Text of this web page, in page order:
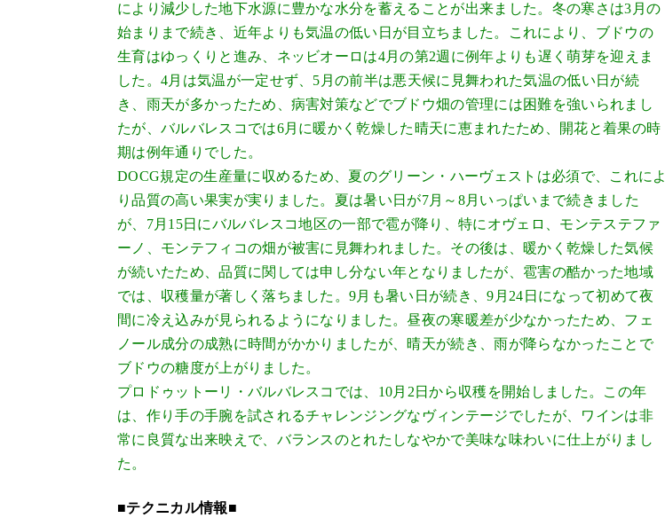
により減少した地下水源に豊かな水分を蓄えることが出来ました。冬の寒さは3月の
始まりまで続き、近年よりも気温の低い日が目立ちました。これにより、ブドウの
生育はゆっくりと進み、ネッビオーロは4月の第2週に例年よりも遅く萌芽を迎えま
した。4月は気温が一定せず、5月の前半は悪天候に見舞われた気温の低い日が続
き、雨天が多かったため、病害対策などでブドウ畑の管理には困難を強いられまし
たが、バルバレスコでは6月に暖かく乾燥した晴天に恵まれたため、開花と着果の時
期は例年通りでした。
DOCG規定の生産量に収めるため、夏のグリーン・ハーヴェストは必須で、これによ
り品質の高い果実が実りました。夏は暑い日が7月～8月いっぱいまで続きました
が、7月15日にバルバレスコ地区の一部で雹が降り、特にオヴェロ、モンテステファ
ーノ、モンテフィコの畑が被害に見舞われました。その後は、暖かく乾燥した気候
が続いたため、品質に関しては申し分ない年となりましたが、雹害の酷かった地域
では、収穫量が著しく落ちました。9月も暑い日が続き、9月24日になって初めて夜
間に冷え込みが見られるようになりました。昼夜の寒暖差が少なかったため、フェ
ノール成分の成熟に時間がかかりましたが、晴天が続き、雨が降らなかったことで
ブドウの糖度が上がりました。
プロドゥットーリ・バルバレスコでは、10月2日から収穫を開始しました。この年
は、作り手の手腕を試されるチャレンジングなヴィンテージでしたが、ワインは非
常に良質な出来映えで、バランスのとれたしなやかで美味な味わいに仕上がりまし
た。
■テクニカル情報■